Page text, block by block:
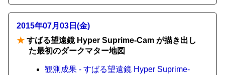
2015年07月03日(金)
★ すばる望遠鏡 Hyper Suprime-Cam が描き出し
た最初のダークマター地図
観測成果 - すばる望遠鏡 Hyper Suprime-